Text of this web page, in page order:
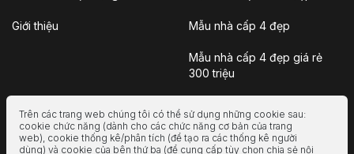
Giới thiệu Mẫu nhà cấp 4 đẹp
Mẫu nhà cấp 4 đẹp giá rẻ
300 triệu
Nhà container
Trên các trang web chúng tôi có thể sử dụng những cookie sau:
cookie chức năng (dành cho các chức năng cơ bản của trang
web), cookie thống kê/phân tích (để tạo ra các thống kê người
dùng) và cookie của bên thứ ba (để cung cấp tùy chọn chia sẻ nội